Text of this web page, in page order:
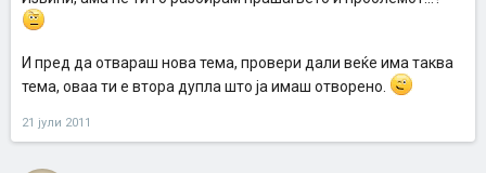
И пред да отвараш нова тема, провери дали веќе има таква
тема, оваа ти е втора дупла што ја имаш отворено.
21 јули 2011